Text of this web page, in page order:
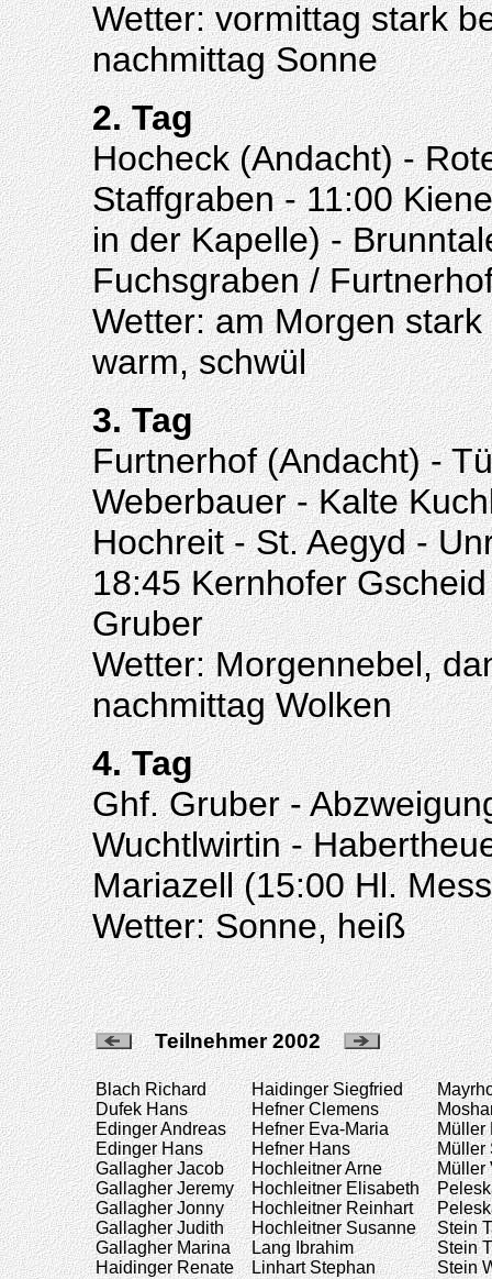
Wetter: vormittag stark
nachmittag Sonne
2. Tag
Hocheck (Andacht) -
Staffgraben - 11:00
in der Kapelle) -
Fuchsgraben /
Wetter: am Morgen
warm, schwül
3. Tag
Furtnerhof (Andacht) -
Weberbauer - Kalte
Hochreit - St. Aegyd -
18:45 Kernhofer
Gruber
Wetter: Morgennebel,
nachmittag Wolken
4. Tag
Ghf. Gruber -
Wuchtlwirtin -
Mariazell (15:00 Hl.
Wetter: Sonne, heiß
Teilnehmer 2002
Blach Richard
Dufek Hans
Edinger Andreas
Edinger Hans
Gallagher Jacob
Gallagher Jeremy
Gallagher Jonny
Gallagher Judith
Gallagher Marina
Haidinger Renate
Haidinger Siegfried
Hefner Clemens
Hefner Eva-Maria
Hefner Hans
Hochleitner Arne
Hochleitner Elisabeth
Hochleitner Reinhart
Hochleitner Susanne
Lang Ibrahim
Linhart Stephan
Stein
Stein
Stein